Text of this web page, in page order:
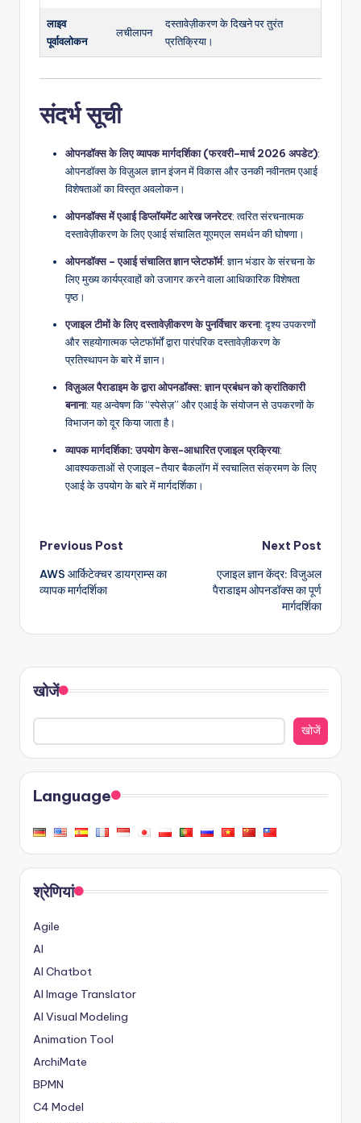
लाइव
पूर्वावलोकन
लचीलापन
दस्तावेज़ीकरण के दिखने पर तुरंत
प्रतिक्रिया।
संदर्भ सूची
ओपनडॉक्स के लिए व्यापक मार्गदर्शिका (फरवरी–मार्च 2026 अपडेट):
ओपनडॉक्स के विज़ुअल ज्ञान इंजन में विकास और उनकी नवीनतम एआई
विशेषताओं का विस्तृत अवलोकन।
ओपनडॉक्स में एआई डिप्लॉयमेंट आरेख जनरेटर: त्वरित संरचनात्मक
दस्तावेज़ीकरण के लिए एआई संचालित यूएमएल समर्थन की घोषणा।
ओपनडॉक्स – एआई संचालित ज्ञान प्लेटफॉर्म: ज्ञान भंडार के संरचना के
लिए मुख्य कार्यप्रवाहों को उजागर करने वाला आधिकारिक विशेषता
पृष्ठ।
एजाइल टीमों के लिए दस्तावेज़ीकरण के पुनर्विचार करना: दृश्य उपकरणों
और सहयोगात्मक प्लेटफॉर्मों द्वारा पारंपरिक दस्तावेज़ीकरण के
प्रतिस्थापन के बारे में ज्ञान।
विज़ुअल पैराडाइम के द्वारा ओपनडॉक्स: ज्ञान प्रबंधन को क्रांतिकारी
बनाना: यह अन्वेषण कि “स्पेसेज़” और एआई के संयोजन से उपकरणों के
विभाजन को दूर किया जाता है।
व्यापक मार्गदर्शिका: उपयोग केस-आधारित एजाइल प्रक्रिया:
आवश्यकताओं से एजाइल-तैयार बैकलॉग में स्वचालित संक्रमण के लिए
एआई के उपयोग के बारे में मार्गदर्शिका।
Post
navigation
Previous Post
AWS आर्किटेक्चर डायग्राम्स का
व्यापक मार्गदर्शिका
Next Post
एजाइल ज्ञान केंद्र: विजुअल
पैराडाइम ओपनडॉक्स का पूर्ण
मार्गदर्शिका
खोजें
खोजें
Language
श्रेणियां
Agile
AI
AI Chatbot
AI Image Translator
AI Visual Modeling
Animation Tool
ArchiMate
BPMN
C4 Model